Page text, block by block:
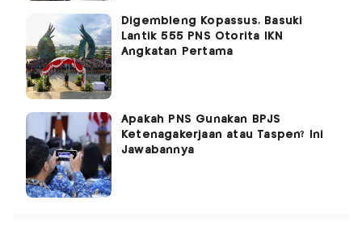
Digembleng Kopassus, Basuki
Lantik 555 PNS Otorita IKN
Angkatan Pertama
Apakah PNS Gunakan BPJS
Ketenagakerjaan atau Taspen? Ini
Jawabannya